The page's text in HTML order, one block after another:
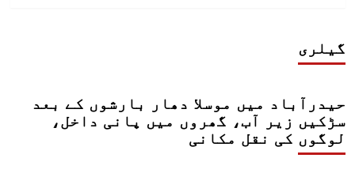
گیلری
حیدرآباد میں موسلا دھار بارشوں کے بعد
سڑکیں زیر آب، گھروں میں پانی داخل،
لوگوں کی نقل مکانی